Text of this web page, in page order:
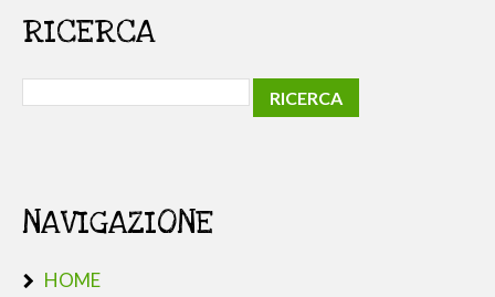
RICERCA
NAVIGAZIONE
HOME